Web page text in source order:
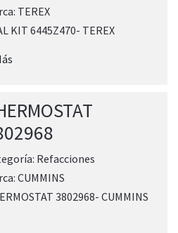
TEREX
KIT 6445Z470- TEREX
Refacciones
CUMMINS
3802968- CUMMINS